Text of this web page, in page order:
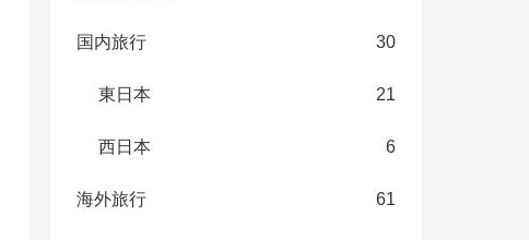
国内旅行 30
東日本 21
西日本 6
海外旅行 61